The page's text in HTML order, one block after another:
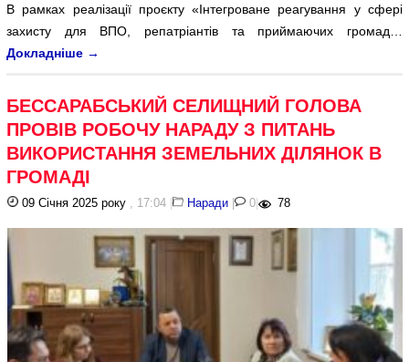
В рамках реалізації проєкту «Інтегроване реагування у сфері
захисту для ВПО, репатріантів та приймаючих громад…
Докладніше →
БЕССАРАБСЬКИЙ СЕЛИЩНИЙ ГОЛОВА
ПРОВІВ РОБОЧУ НАРАДУ З ПИТАНЬ
ВИКОРИСТАННЯ ЗЕМЕЛЬНИХ ДІЛЯНОК В
ГРОМАДІ
09 Січня 2025 року , 17:04 | Наради | 0 | 78